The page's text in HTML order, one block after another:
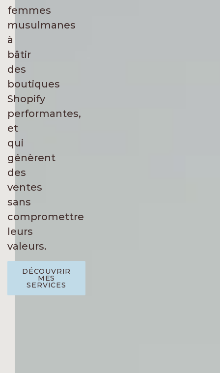
femmes
musulmanes
à
bâtir
des
boutiques
Shopify
performantes,
et
qui
génèrent
des
ventes
sans
compromettre
leurs
valeurs.
DÉCOUVRIR
MES
SERVICES